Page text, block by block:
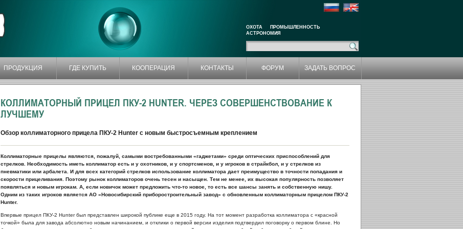
ОХОТА
ПРОМЫШЛЕННОСТЬ
АСТРОНОМИЯ
ПРОДУКЦИЯ ГДЕ КУПИТЬ КООПЕРАЦИЯ КОНТАКТЫ ФОРУМ ЗАДАТЬ ВОПРОС
КОЛЛИМАТОРНЫЙ ПРИЦЕЛ ПКУ-2 HUNTER. ЧЕРЕЗ СОВЕРШЕНСТВОВАНИЕ К
ЛУЧШЕМУ
Обзор коллиматорного прицела ПКУ-2 Hunter с новым быстросъемным креплением
Коллиматорные прицелы являются, пожалуй, самыми востребованными «гаджетами» среди оптических приспособлений для
стрелков. Необходимость иметь коллиматор есть и у охотников, и у спортсменов, и у игроков в страйкбол, и у стрелков из
пневматики или арбалета. И для всех категорий стрелков использование коллиматора дает преимущество в точности попадания и
скорости прицеливания. Поэтому рынок коллиматоров очень тесен и насыщен. Тем не менее, их высокая популярность позволяет
появляться и новым игрокам. А, если новичок может предложить что-то новое, то есть все шансы занять и собственную нишу.
Одним из таких игроков является АО «Новосибирский приборостроительный завод» с обновленным коллиматорным прицелом ПКУ-2
Hunter.
Впервые прицел ПКУ-2 Hunter был представлен широкой публике еще в 2015 году. На тот момент разработка коллиматора с «красной
точкой» была для завода абсолютно новым начинанием, и отклики о первой версии изделия подтвердил поговорку о первом блине. Но